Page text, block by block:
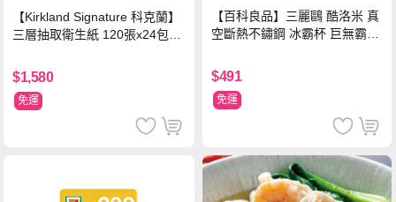
【Kirkland Signature 科克蘭】
三層抽取衛生紙 120張x24包x3
$1,580
免運
【百科良品】三麗鷗 酷洛米 真
空斷熱不鏽鋼 冰霸杯 巨無霸鋼
ml-信封款(贈手提杯套)
$491
免運